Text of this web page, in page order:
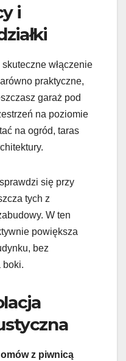
i
włączenie
praktyczne,
garaż pod
na poziomie
na ogród, taras
się przy
tych z
W ten
powiększa
bez
boki.
z piwnicą